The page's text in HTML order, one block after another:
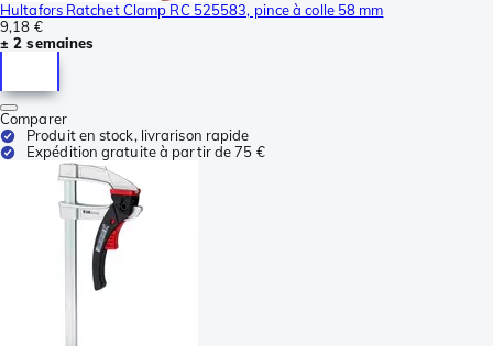
Hultafors Ratchet Clamp RC 525583, pince à colle 58 mm
9,18 €
± 2 semaines
Comparer
Produit en stock, livrarison rapide
Expédition gratuite à partir de 75 €